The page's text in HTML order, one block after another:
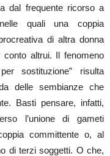
dal frequente ricorso a
quali una coppia
di altra donna
altrui. Il fenomeno
sostituzione” risulta
delle sembianze che
Basti pensare, infatti,
l’unione di gameti
committente o, al
di terzi soggetti. O che,